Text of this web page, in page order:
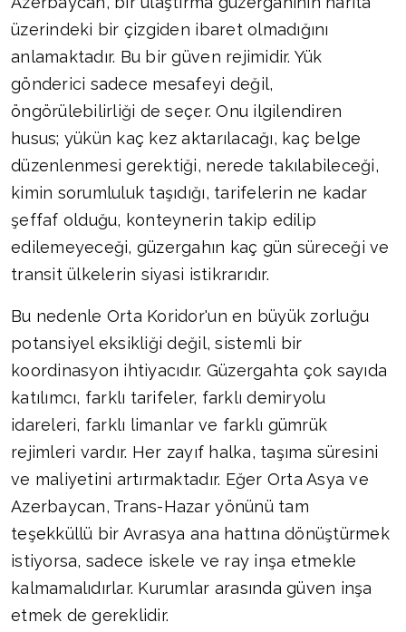
üzerindeki bir çizgiden ibaret olmadığını
anlamaktadır. Bu bir güven rejimidir. Yük
gönderici sadece mesafeyi değil,
öngörülebilirliği de seçer. Onu ilgilendiren
husus; yükün kaç kez aktarılacağı, kaç belge
düzenlenmesi gerektiği, nerede takılabileceği,
kimin sorumluluk taşıdığı, tarifelerin ne kadar
şeffaf olduğu, konteynerin takip edilip
edilemeyeceği, güzergahın kaç gün süreceği ve
transit ülkelerin siyasi istikrarıdır.
Bu nedenle Orta Koridor'un en büyük zorluğu
potansiyel eksikliği değil, sistemli bir
koordinasyon ihtiyacıdır. Güzergahta çok sayıda
katılımcı, farklı tarifeler, farklı demiryolu
idareleri, farklı limanlar ve farklı gümrük
rejimleri vardır. Her zayıf halka, taşıma süresini
ve maliyetini artırmaktadır. Eğer Orta Asya ve
Azerbaycan, Trans-Hazar yönünü tam
teşekküllü bir Avrasya ana hattına dönüştürmek
istiyorsa, sadece iskele ve ray inşa etmekle
kalmamalıdırlar. Kurumlar arasında güven inşa
etmek de gereklidir.